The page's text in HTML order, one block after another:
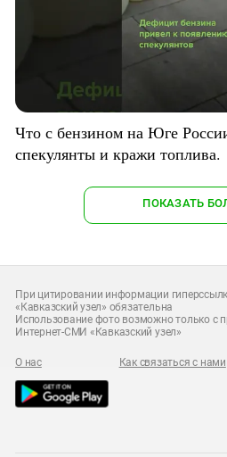
Что с бензином на Юге
спекулянты и кражи топлива.
ПОКАЗАТЬ
При цитировании информации
«Кавказский узел» обязательна
Использование фото возможно только с
Интернет-СМИ «Кавказский узел»
О нас Как связаться с нами